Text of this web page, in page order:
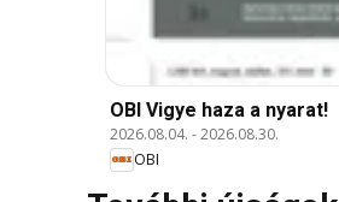
OBI Vigye haza a nyarat!
2026.08.04. -2026.08.30.
OBI